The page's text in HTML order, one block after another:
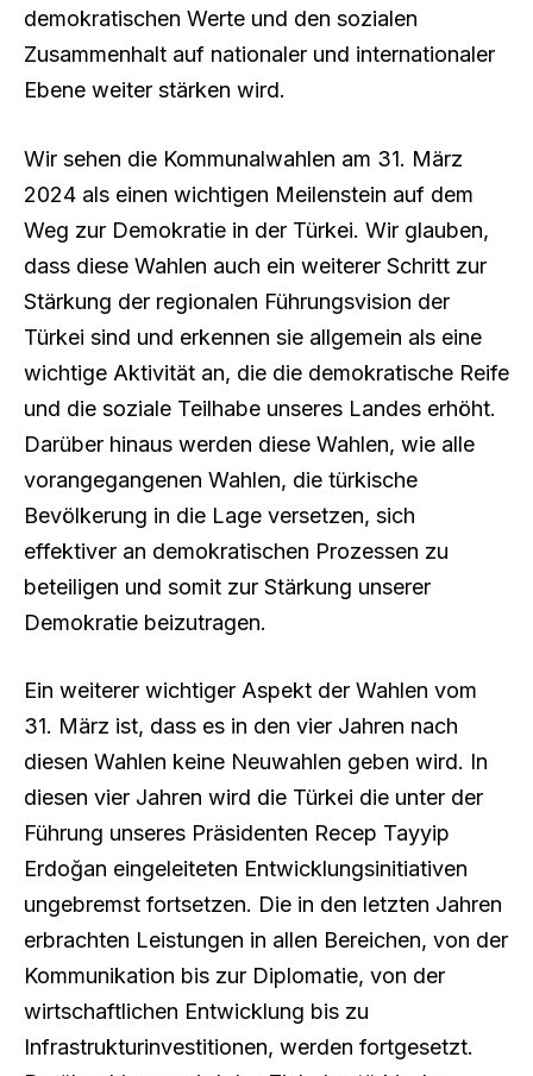
demokratischen Werte und den sozialen
Zusammenhalt auf nationaler und internationaler
Ebene weiter stärken wird.
Wir sehen die Kommunalwahlen am 31. März
2024 als einen wichtigen Meilenstein auf dem
Weg zur Demokratie in der Türkei. Wir glauben,
dass diese Wahlen auch ein weiterer Schritt zur
Stärkung der regionalen Führungsvision der
Türkei sind und erkennen sie allgemein als eine
wichtige Aktivität an, die die demokratische Reife
und die soziale Teilhabe unseres Landes erhöht.
Darüber hinaus werden diese Wahlen, wie alle
vorangegangenen Wahlen, die türkische
Bevölkerung in die Lage versetzen, sich
effektiver an demokratischen Prozessen zu
beteiligen und somit zur Stärkung unserer
Demokratie beizutragen.
Ein weiterer wichtiger Aspekt der Wahlen vom
31. März ist, dass es in den vier Jahren nach
diesen Wahlen keine Neuwahlen geben wird. In
diesen vier Jahren wird die Türkei die unter der
Führung unseres Präsidenten Recep Tayyip
Erdoğan eingeleiteten Entwicklungsinitiativen
ungebremst fortsetzen. Die in den letzten Jahren
erbrachten Leistungen in allen Bereichen, von der
Kommunikation bis zur Diplomatie, von der
wirtschaftlichen Entwicklung bis zu
Infrastrukturinvestitionen, werden fortgesetzt.